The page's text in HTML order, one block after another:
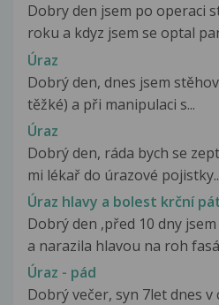
Dobry den jsem po operaci
roku a kdyz jsem se optal
Úraz
Dobrý den, dnes jsem
těžké) a při manipulaci s...
Úraz
Dobrý den, ráda bych se
mi lékař do úrazové
Úraz hlavy a bolest krční
Dobrý den ,před 10 dny
a narazila hlavou na roh
Úraz - pád
Dobrý večer, syn 7let dnes v